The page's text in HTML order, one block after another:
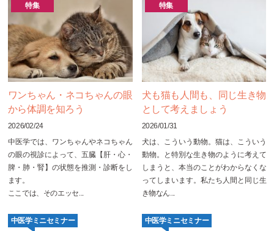
特集
ワンちゃん・ネコちゃんの眼
から体調を知ろう
2026/02/24
中医学では、ワンちゃんやネコちゃん
の眼の視診によって、五臓【肝・心・
脾・肺・腎】の状態を推測・診断をし
ます。
ここでは、そのエッセ...
特集
犬も猫も人間も、同じ生き物
として考えましょう
2026/01/31
犬は、こういう動物。猫は、こういう
動物。と特別な生き物のように考えて
しまうと、本当のことがわからなくな
ってしまいます。私たち人間と同じ生
き物なん...
中医学ミニセミナー 中医学ミニセミナー